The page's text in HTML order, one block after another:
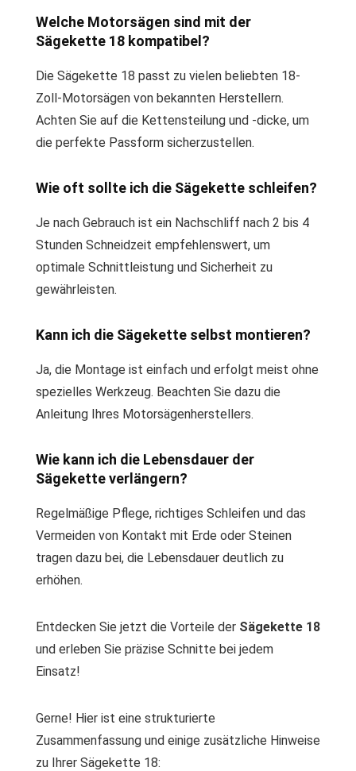
Welche Motorsägen sind mit der
Sägekette 18 kompatibel?
Die Sägekette 18 passt zu vielen beliebten 18-
Zoll-Motorsägen von bekannten Herstellern.
Achten Sie auf die Kettensteilung und -dicke, um
die perfekte Passform sicherzustellen.
Wie oft sollte ich die Sägekette schleifen?
Je nach Gebrauch ist ein Nachschliff nach 2 bis 4
Stunden Schneidzeit empfehlenswert, um
optimale Schnittleistung und Sicherheit zu
gewährleisten.
Kann ich die Sägekette selbst montieren?
Ja, die Montage ist einfach und erfolgt meist ohne
spezielles Werkzeug. Beachten Sie dazu die
Anleitung Ihres Motorsägenherstellers.
Wie kann ich die Lebensdauer der
Sägekette verlängern?
Regelmäßige Pflege, richtiges Schleifen und das
Vermeiden von Kontakt mit Erde oder Steinen
tragen dazu bei, die Lebensdauer deutlich zu
erhöhen.
Entdecken Sie jetzt die Vorteile der Sägekette 18
und erleben Sie präzise Schnitte bei jedem
Einsatz!
Gerne! Hier ist eine strukturierte
Zusammenfassung und einige zusätzliche Hinweise
zu Ihrer Sägekette 18: